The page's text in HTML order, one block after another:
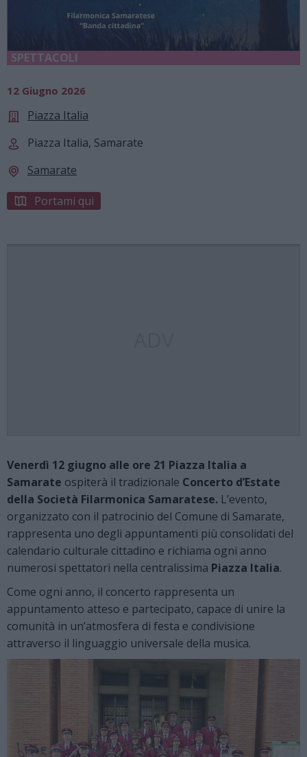
SPETTACOLI
12 Giugno 2026
Piazza Italia
Piazza Italia, Samarate
Samarate
Portami qui
Venerdì 12 giugno alle ore 21 Piazza Italia a
Samarate ospiterà il tradizionale Concerto d’Estate
della Società Filarmonica Samaratese. L’evento,
organizzato con il patrocinio del Comune di Samarate,
rappresenta uno degli appuntamenti più consolidati del
calendario culturale cittadino e richiama ogni anno
numerosi spettatori nella centralissima Piazza Italia.
Come ogni anno, il concerto rappresenta un
appuntamento atteso e partecipato, capace di unire la
comunità in un’atmosfera di festa e condivisione
attraverso il linguaggio universale della musica.